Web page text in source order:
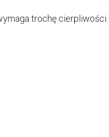
trochę cierpliwości.